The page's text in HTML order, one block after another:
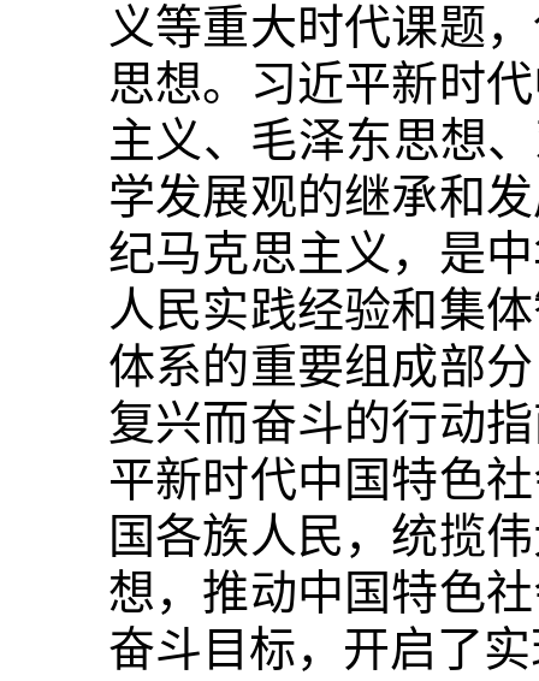
义等重大时代课题
思想。习近平新时
主义、毛泽东思想
学发展观的继承和
纪马克思主义，是
人民实践经验和集
体系的重要组成部
复兴而奋斗的行动
平新时代中国特色
国各族人民，统揽
想，推动中国特色
奋斗目标，开启了